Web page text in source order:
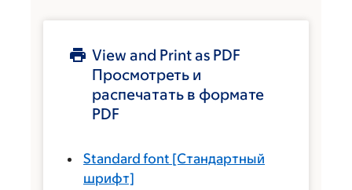
View and Print as PDF
Просмотреть и
распечатать в формате
PDF
Standard font [Стандартный
шрифт]